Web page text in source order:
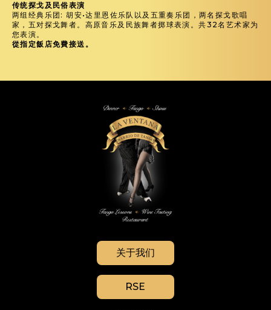
传统探戈及民俗表演
两组经典乐团: 胡安•达里恩佐乐队以及五重奏乐团，两名探戈歌唱
家，五对探戈舞者。高原音乐及民族舞者掷球表演。共32名艺术家为
您表演。
從指定飯店免費接送。
关于我们
RSE